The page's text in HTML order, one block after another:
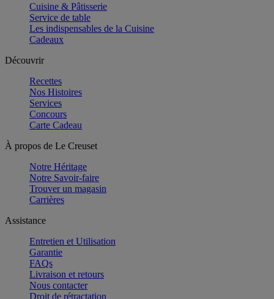
Cuisine & Pâtisserie
Service de table
Les indispensables de la Cuisine
Cadeaux
Découvrir
Recettes
Nos Histoires
Services
Concours
Carte Cadeau
À propos de Le Creuset
Notre Héritage
Notre Savoir-faire
Trouver un magasin
Carrières
Assistance
Entretien et Utilisation
Garantie
FAQs
Livraison et retours
Nous contacter
Droit de rétractation